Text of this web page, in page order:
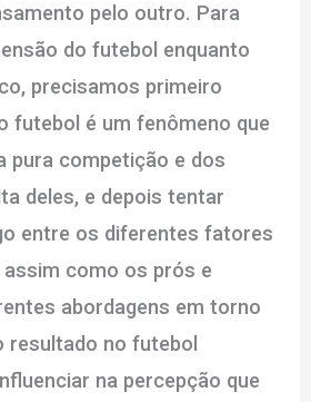
pelo outro. Para
do futebol enquanto
precisamos primeiro
futebol é um fenômeno que
pura competição e dos
deles, e depois tentar
entre os diferentes fatores
como os prós e
abordagens em torno
resultado no futebol
na percepção que